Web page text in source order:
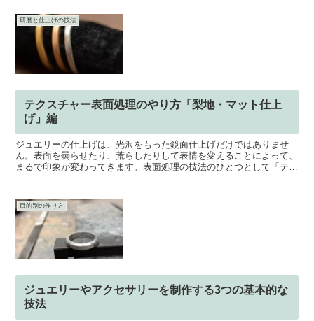
研磨と仕上げの技法
テクスチャー表面処理のやり方「梨地・マット仕上
げ」編
ジュエリーの仕上げは、光沢をもった鏡面仕上げだけではありませ
ん。表面を曇らせたり、荒らしたりして表情を変えることによって、
まるで印象が変わってきます。表面処理の技法のひとつとして「テク
目的別の作り方
ジュエリーやアクセサリーを制作する3つの基本的な
技法